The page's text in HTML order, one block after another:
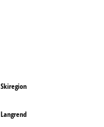
Skiregion
Langrend